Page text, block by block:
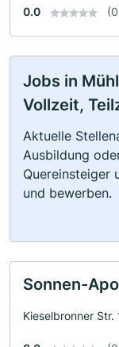
0.0
Jobs in
Vollzeit,
Aktuelle
Ausbildung
Quereinsteiger
und bewerben.
Sonnen-
Kieselbronner